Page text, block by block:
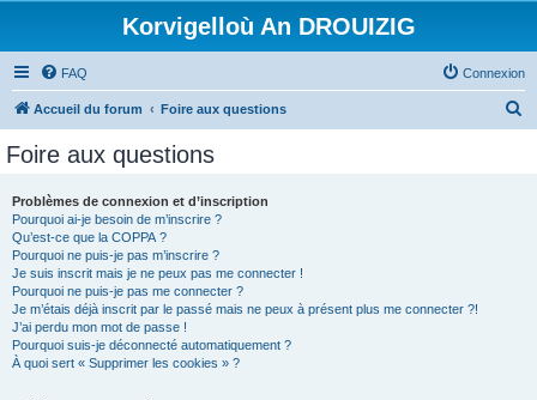
Korvigelloù An DROUIZIG
FAQ Connexion
Accueil du forum Foire aux questions
Foire aux questions
Problèmes de connexion et d’inscription
Pourquoi ai-je besoin de m’inscrire ?
Qu’est-ce que la COPPA ?
Pourquoi ne puis-je pas m’inscrire ?
Je suis inscrit mais je ne peux pas me connecter !
Pourquoi ne puis-je pas me connecter ?
Je m’étais déjà inscrit par le passé mais ne peux à présent plus me connecter ?!
J’ai perdu mon mot de passe !
Pourquoi suis-je déconnecté automatiquement ?
À quoi sert « Supprimer les cookies » ?